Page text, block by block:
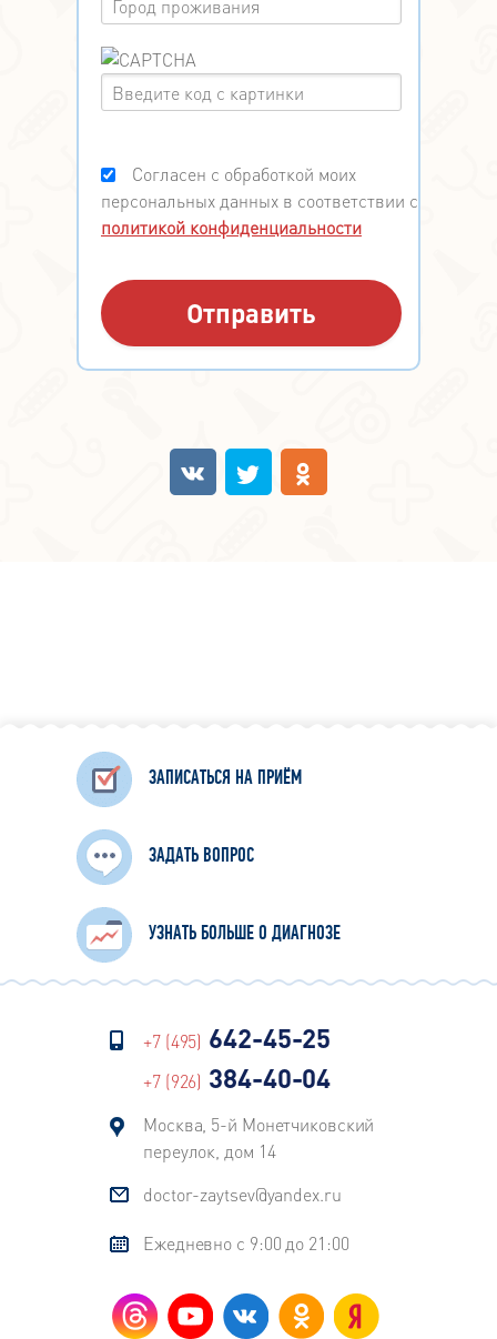
Согласен с обработкой моих
персональных данных в соответствии с
политикой конфиденциальности
ЗАПИСАТЬСЯ НА ПРИЁМ
ЗАДАТЬ ВОПРОС
УЗНАТЬ БОЛЬШЕ О ДИАГНОЗЕ
+7 (495) 642-45-25
+7 (926) 384-40-04
Москва, 5-й Монетчиковский
переулок, дом 14
doctor-zaytsev@yandex.ru
Ежедневно с 9:00 до 21:00